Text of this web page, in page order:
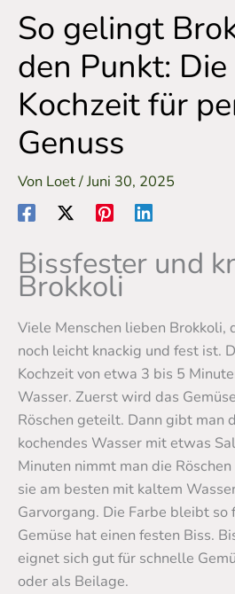
So gelingt
den Punkt:
Kochzeit für
Genuss
Von Loet/Juni 30, 2025
Bissfester und
Brokkoli
Viele Menschen lieben Brokkoli,
noch leicht knackig und fest ist.
Kochzeit von etwa 3 bis 5
Wasser. Zuerst wird das
Röschen geteilt. Dann gibt man
kochendes Wasser mit etwas
Minuten nimmt man die
sie am besten mit kaltem
Garvorgang. Die Farbe bleibt so
Gemüse hat einen festen Biss.
eignet sich gut für schnelle
oder als Beilage.